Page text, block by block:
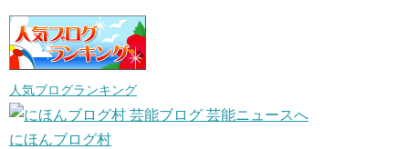
人気ブログランキング
にほんブログ村